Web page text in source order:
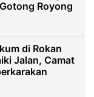
Royong
di Rokan
Jalan, Camat